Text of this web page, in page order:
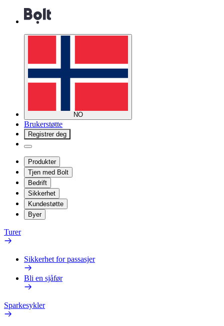
NO
Brukerstøtte
Registrer deg
Produkter
Tjen med Bolt
Bedrift
Sikkerhet
Kundestøtte
Byer
Turer
Sikkerhet for passasjer
Bli en sjåfør
Sparkesykler